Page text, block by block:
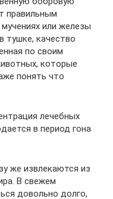
правильным
или железы
тушке, качество
по своим
которые
понять что
лечебных
в период гона
же извлекаются из
В свежем
довольно долго,